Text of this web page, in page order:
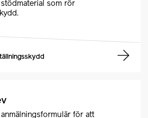
som rör
för att